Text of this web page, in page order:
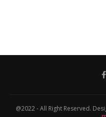
@2022 - All Right Reserved.